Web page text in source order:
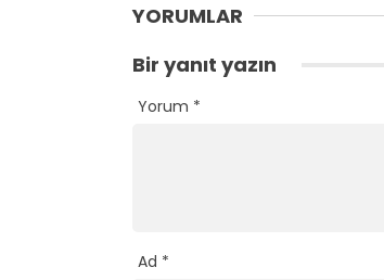
YORUMLAR
Bir yanıt yazın
Yorum *
Ad *